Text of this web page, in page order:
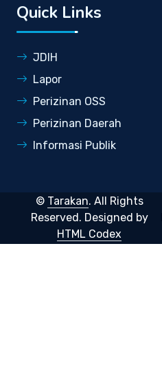
Quick Links
JDIH
Lapor
Perizinan OSS
Perizinan Daerah
Informasi Publik
© Tarakan. All Rights
Reserved. Designed by
HTML Codex